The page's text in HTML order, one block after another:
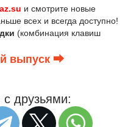
и смотрите новые
всех и всегда доступно!
(комбинация клавиш
выпуск ⮕
с друзьями: